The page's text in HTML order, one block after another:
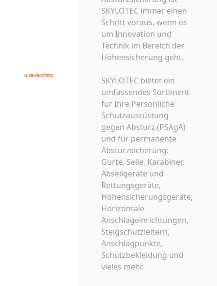
SKYLOTEC immer einen
Schritt voraus, wenn es
um Innovation und
Technik im Bereich der
Höhensicherung geht.
SKYLOTEC bietet ein
umfassendes Sortiment
für Ihre Persönliche
Schutzausrüstung
gegen Absturz (PSAgA)
und für permanente
Absturzsicherung:
Gurte, Seile, Karabiner,
Abseilgeräte und
Rettungsgeräte,
Höhensicherungsgeräte,
Horizontale
Anschlageinrichtungen,
Steigschutzleitern,
Anschlagpunkte,
Schutzbekleidung und
vieles mehr.